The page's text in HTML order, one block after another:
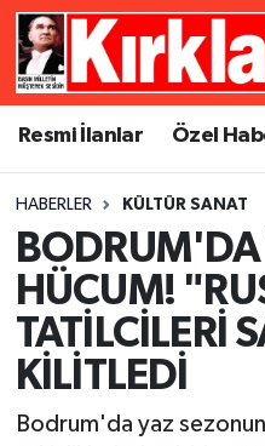
Resmi İlanlar Özel
HABERLER KÜLTÜR SANAT
HÜCUM!
TATİLCİLERİ
KİLİTLEDİ
Bodrum'da yaz
Resmi İlanlar
Gündem
Ekonomi
Siyaset
Asayiş
Dünya
Eğitim
Kültür Sanat
Künye
Gizlilik Sözleşmesi
Merkez Nöbetçi
Merkez Trafik
Süper Lig Puan
Tüm Manşetler